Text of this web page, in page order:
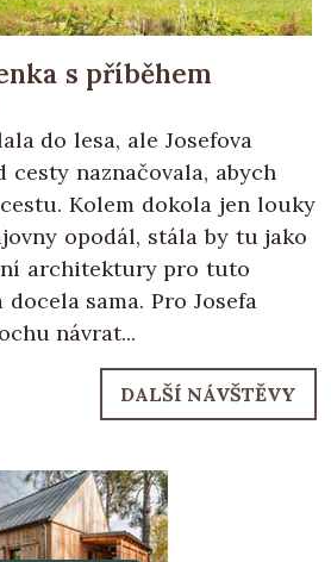
s příběhem
do lesa, ale Josefova
cesty naznačovala, abych
Kolem dokola jen louky
opodál, stála by tu jako
architektury pro tuto
sama. Pro Josefa
návrat...
DALŠÍ NÁVŠTĚVY